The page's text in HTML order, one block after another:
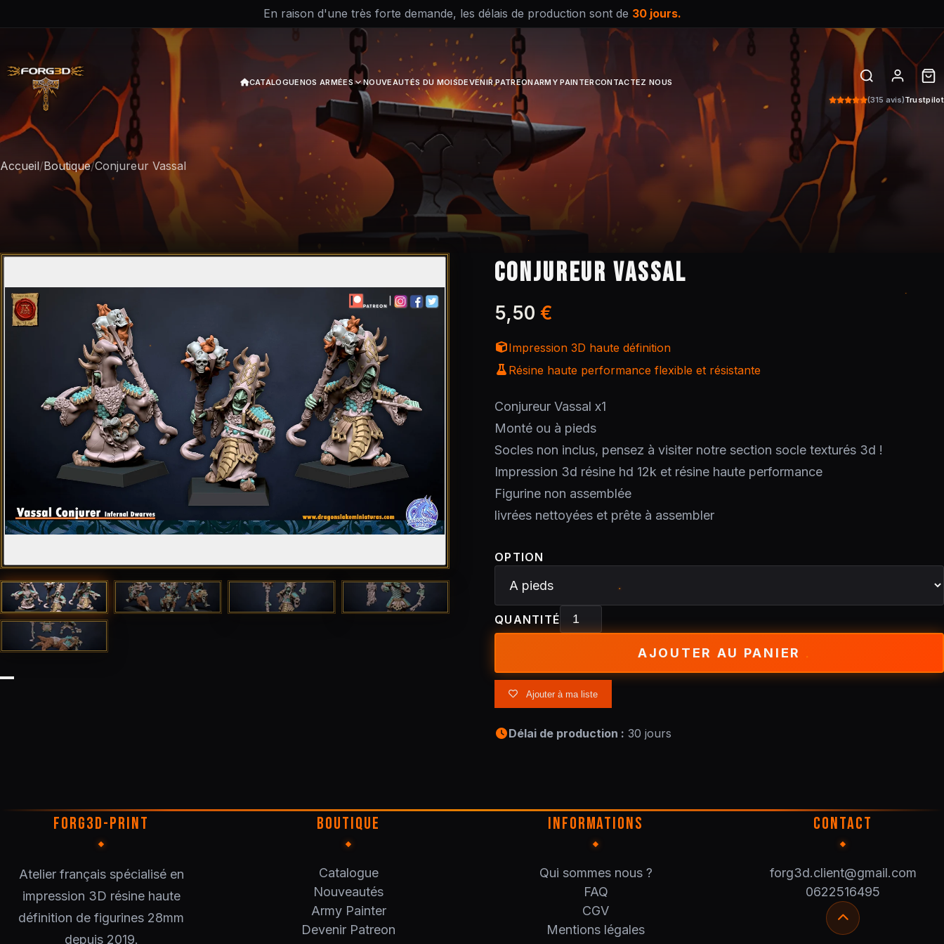
En raison d'une très forte demande, les délais de production sont de 30 jours.
CATALOGUENOS ARMÉES NOUVEAUTÉS DU MOISDEVENIR PATREONARMY PAINTERCONTACTEZ NOUS
(315 avis)Trustpilot
Accueil/Boutique/Conjureur Vassal
CONJUREUR VASSAL
5,50 €
Impression 3D haute définition
Résine haute performance flexible et résistante
Conjureur Vassal x1
Monté ou à pieds
Socles non inclus, pensez à visiter notre section socle texturés 3d !
Impression 3d résine hd 12k et résine haute performance
Figurine non assemblée
livrées nettoyées et prête à assembler
OPTION
QUANTITÉ
AJOUTER AU PANIER
Ajouter à ma liste
Délai de production : 30 jours
FORG3D-PRINT
Atelier français spécialisé en
impression 3D résine haute
définition de figurines 28mm
depuis 2019.
BOUTIQUE
Catalogue
Nouveautés
Army Painter
Devenir Patreon
INFORMATIONS
Qui sommes nous ?
FAQ
CGV
Mentions légales
CONTACT
forg3d.client@gmail.com
0622516495